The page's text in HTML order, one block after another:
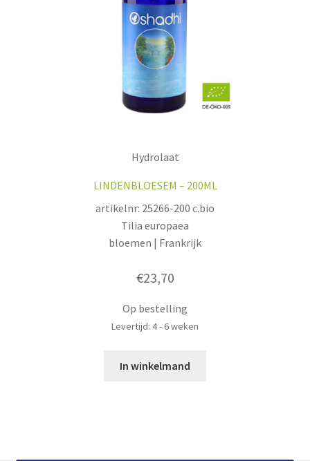
Hydrolaat
LINDENBLOESEM – 200ML
artikelnr: 25266-200 c.bio
Tilia europaea
bloemen | Frankrijk
€23,70
Op bestelling
Levertijd: 4 - 6 weken
In winkelmand